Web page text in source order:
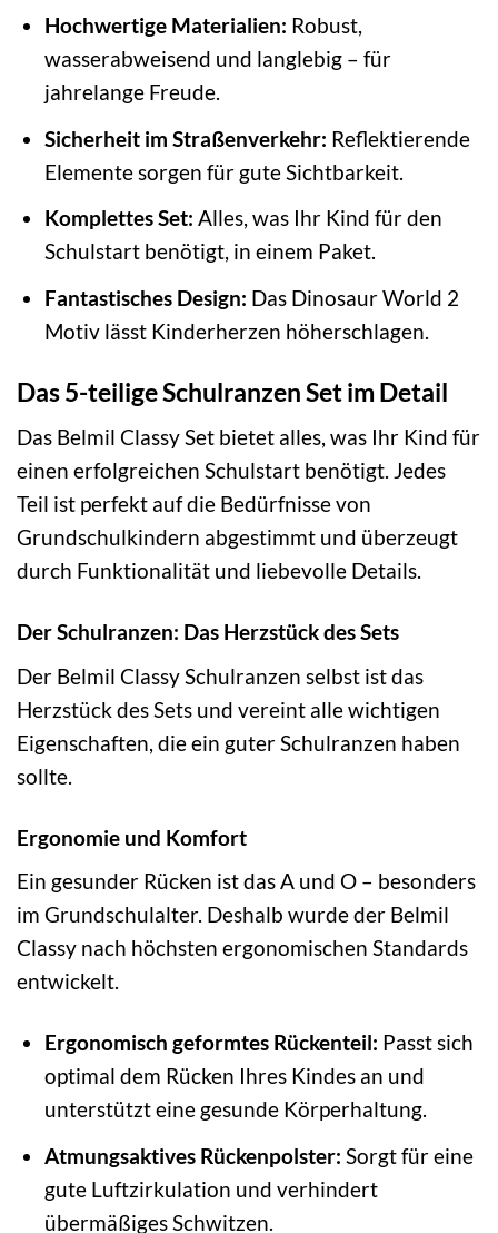
Hochwertige Materialien: Robust,
wasserabweisend und langlebig – für
jahrelange Freude.
Sicherheit im Straßenverkehr: Reflektierende
Elemente sorgen für gute Sichtbarkeit.
Komplettes Set: Alles, was Ihr Kind für den
Schulstart benötigt, in einem Paket.
Fantastisches Design: Das Dinosaur World 2
Motiv lässt Kinderherzen höherschlagen.
Das 5-teilige Schulranzen Set im Detail
Das Belmil Classy Set bietet alles, was Ihr Kind für
einen erfolgreichen Schulstart benötigt. Jedes
Teil ist perfekt auf die Bedürfnisse von
Grundschulkindern abgestimmt und überzeugt
durch Funktionalität und liebevolle Details.
Der Schulranzen: Das Herzstück des Sets
Der Belmil Classy Schulranzen selbst ist das
Herzstück des Sets und vereint alle wichtigen
Eigenschaften, die ein guter Schulranzen haben
sollte.
Ergonomie und Komfort
Ein gesunder Rücken ist das A und O – besonders
im Grundschulalter. Deshalb wurde der Belmil
Classy nach höchsten ergonomischen Standards
entwickelt.
Ergonomisch geformtes Rückenteil: Passt sich
optimal dem Rücken Ihres Kindes an und
unterstützt eine gesunde Körperhaltung.
Atmungsaktives Rückenpolster: Sorgt für eine
gute Luftzirkulation und verhindert
übermäßiges Schwitzen.